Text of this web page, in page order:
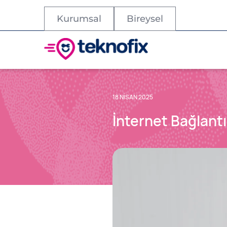
Kurumsal Bireysel
18 NISAN 2025
İnternet